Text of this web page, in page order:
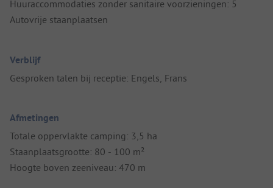
Huuraccommodaties zonder sanitaire voorzieningen: 5
Autovrije staanplaatsen
Verblijf
Gesproken talen bij receptie: Engels, Frans
Afmetingen
Totale oppervlakte camping: 3,5 ha
Staanplaatsgrootte: 80 - 100 m²
Hoogte boven zeeniveau: 470 m